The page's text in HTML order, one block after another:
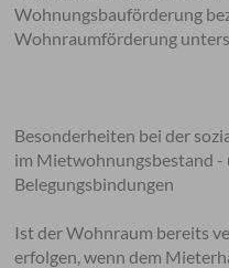
Wohnungsbauförderung
Wohnraumförderung
Besonderheiten bei der
im Mietwohnungsbestand
Belegungsbindungen
Ist der Wohnraum bereits
erfolgen, wenn dem